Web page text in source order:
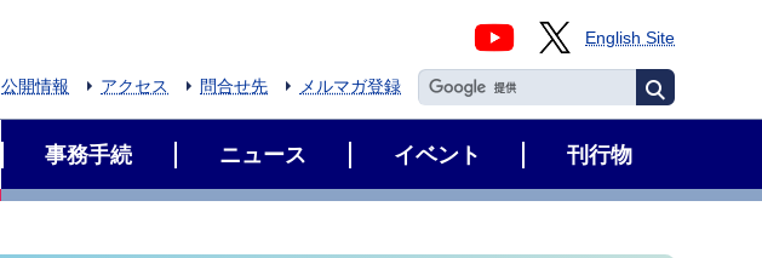
English Site
公開情報 アクセス 問合せ先 メルマガ登録
事務手続 ニュース イベント 刊行物